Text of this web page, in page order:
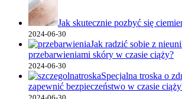
Jak skutecznie pozbyć się
2024-06-30
Jak radzić sobie z
przebarwieniami skóry w czasie ciąży?
2024-06-30
Specjalna troska o
zapewnić bezpieczeństwo w czasie